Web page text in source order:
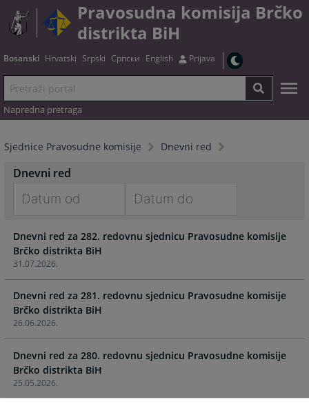
Pravosudna komisija Brčko
distrikta BiH
Bosanski Hrvatski Srpski Српски English Prijava
Napredna pretraga
Sjednice Pravosudne komisije Dnevni red
Dnevni red
forward
to
interact
with
the
calendar
and
select
a
date.
Press
forward
with
the
select
a
31.07.2026.
Dnevni red za 282. redovnu sjednicu Pravosudne komisije
Brčko distrikta BiH
26.06.2026.
Dnevni red za 281. redovnu sjednicu Pravosudne komisije
Brčko distrikta BiH
25.05.2026.
Dnevni red za 280. redovnu sjednicu Pravosudne komisije
Brčko distrikta BiH